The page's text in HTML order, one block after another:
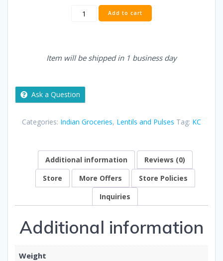
KC
GREEN
DAL
quantity
Add to cart
Item will be shipped in 1 business day
Ask a Question
Categories: Indian Groceries, Lentils and Pulses Tag: KC
Additional information
Reviews (0)
Store
More Offers
Store Policies
Inquiries
Additional information
Weight